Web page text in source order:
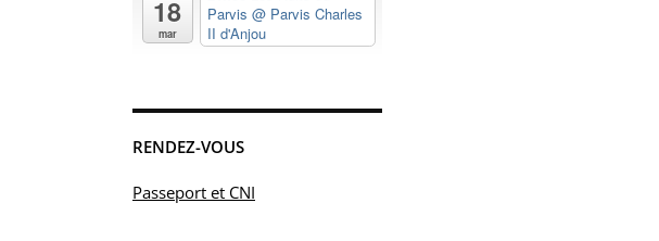
18
mar
Parvis @ Parvis Charles
II d'Anjou
RENDEZ-VOUS
Passeport et CNI